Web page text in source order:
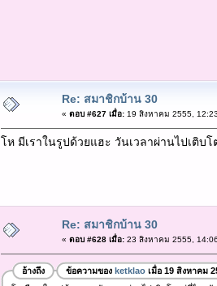
Re: สมาชิกบ้าน 30
« ตอบ #627 เมื่อ:19 สิงหาคม 2555,
โห มีเราในรูปด้วยแฮะ วันเวลาผ่านไปเติ
Re: สมาชิกบ้าน 30
« ตอบ #628 เมื่อ:23 สิงหาคม 2555,
อ้างถึง ข้อความของ ketklaoเมื่อ 19 สิงหาคม